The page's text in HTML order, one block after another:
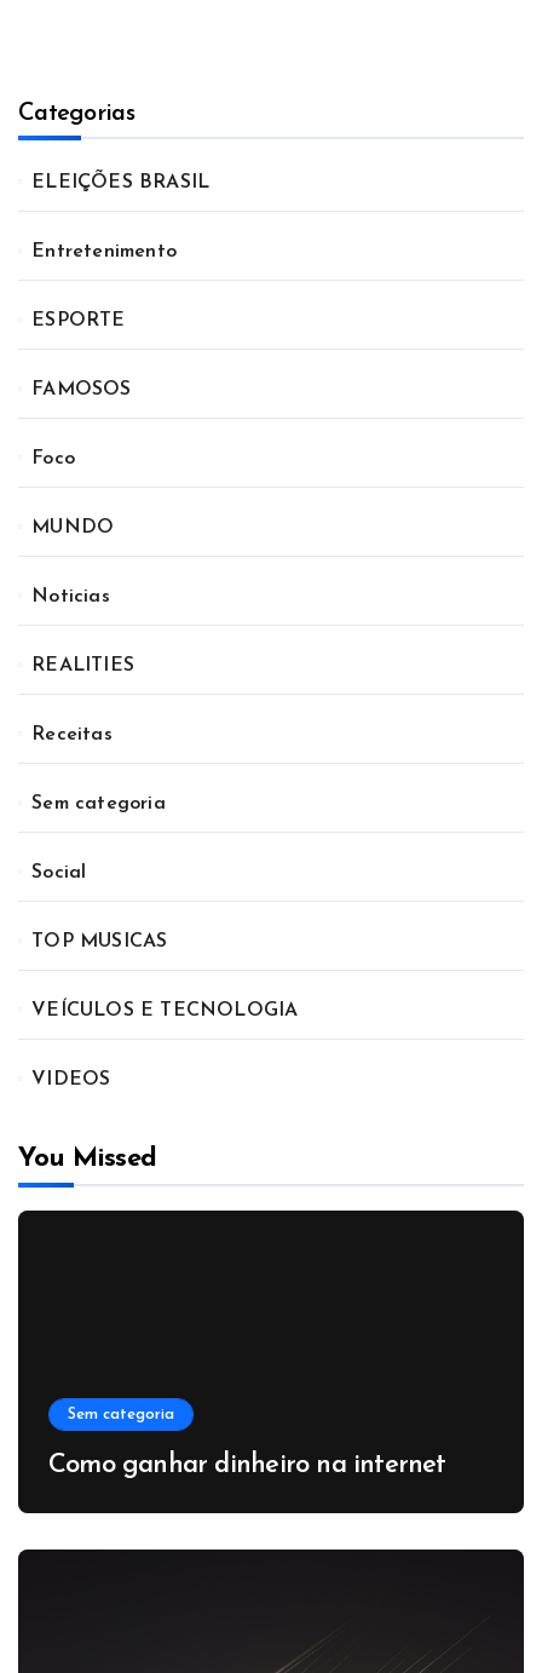
Categorias
ELEIÇÕES BRASIL
Entretenimento
ESPORTE
FAMOSOS
Foco
MUNDO
Noticias
REALITIES
Receitas
Sem categoria
Social
TOP MUSICAS
VEÍCULOS E TECNOLOGIA
VIDEOS
You Missed
Sem categoria
Como ganhar dinheiro na internet